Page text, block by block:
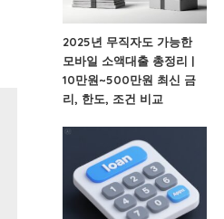
2025년 무직자도 가능한
모바일 소액대출 총정리 |
10만원~500만원 최신 금
리, 한도, 조건 비교